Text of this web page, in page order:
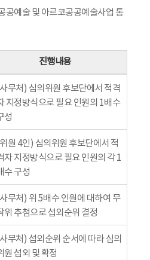
공예술 및 아르코공공예술사업 통
진행내용
무처) 심의위원 후보단에서 적격
지정방식으로 필요 인원의 1배수
성
원 4인) 심의위원 후보단에서 적
자 지정방식으로 필요 인원의 각 1
수 구성
무처) 위 5배수 인원에 대하여 무
위 추첨으로 섭외순위 결정
무처) 섭외순위 순서에 따라 심의
원 섭외 및 확정